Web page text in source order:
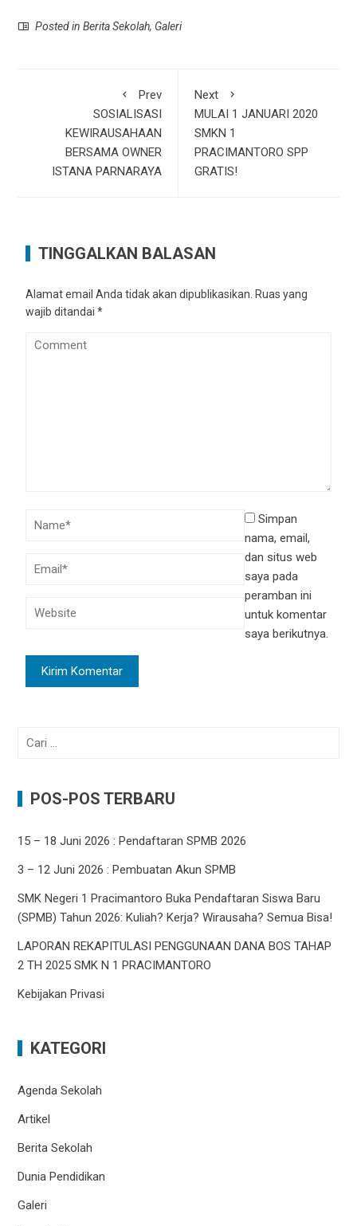
Posted inBerita Sekolah, Galeri
Prev
SOSIALISASI
KEWIRAUSAHAAN
BERSAMA OWNER
ISTANA PARNARAYA
Next
MULAI 1 JANUARI 2020
SMKN 1
PRACIMANTORO SPP
GRATIS!
TINGGALKAN BALASAN
Alamat email Anda tidak akan dipublikasikan. Ruas yang
wajib ditandai*
Simpan
nama, email,
dan situs web
saya pada
peramban ini
untuk komentar
saya berikutnya.
Cari
POS-POS TERBARU
15 – 18 Juni 2026 : Pendaftaran SPMB 2026
3 – 12 Juni 2026 : Pembuatan Akun SPMB
SMK Negeri 1 Pracimantoro Buka Pendaftaran Siswa Baru
(SPMB) Tahun 2026: Kuliah? Kerja? Wirausaha? Semua Bisa!
LAPORAN REKAPITULASI PENGGUNAAN DANA BOS TAHAP
2 TH 2025 SMK N 1 PRACIMANTORO
Kebijakan Privasi
KATEGORI
Agenda Sekolah
Artikel
Berita Sekolah
Dunia Pendidikan
Galeri